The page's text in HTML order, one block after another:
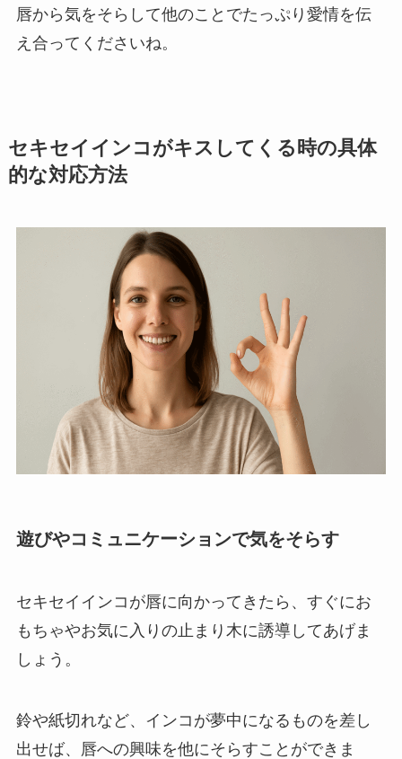
唇から気をそらして他のことでたっぷり愛情を伝
え合ってくださいね。
セキセイインコがキスしてくる時の具体
的な対応方法
遊びやコミュニケーションで気をそらす
セキセイインコが唇に向かってきたら、すぐにお
もちゃやお気に入りの止まり木に誘導してあげま
しょう。
鈴や紙切れなど、インコが夢中になるものを差し
出せば、唇への興味を他にそらすことができま